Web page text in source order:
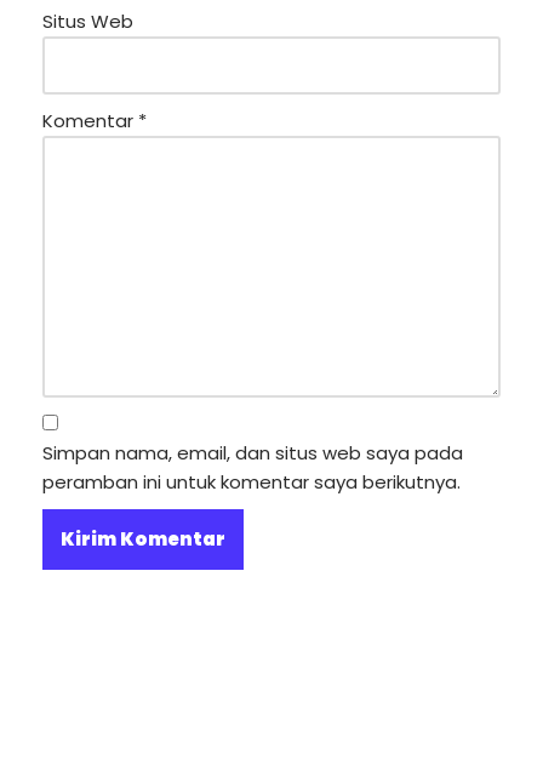
Situs Web
Komentar *
Simpan nama, email, dan situs web saya pada
peramban ini untuk komentar saya berikutnya.